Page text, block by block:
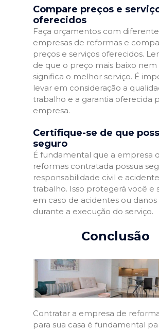
Compare preços e
oferecidos
Faça orçamentos com
empresas de reformas e
preços e serviços oferecidos.
de que o preço mais baixo
significa o melhor serviço. É
levar em consideração a
trabalho e a garantia oferecida
empresa.
Certifique-se de que
seguro
É fundamental que a empresa
reformas contratada possua
responsabilidade civil e
trabalho. Isso protegerá você e
em caso de acidentes ou danos
durante a execução do serviço.
Conclusão
Contratar a empresa de
para sua casa é fundamental